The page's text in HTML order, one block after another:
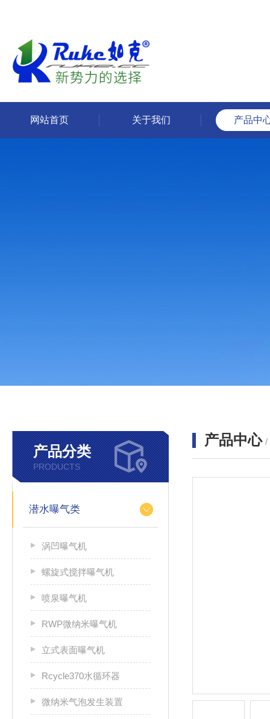
网站首页 关于我们 产品中
产品分类
PRODUCTS
潜水曝气类
涡凹曝气机
螺旋式搅拌曝气机
喷泉曝气机
RWP微纳米曝气机
立式表面曝气机
Rcycle370水循环器
微纳米气泡发生装置
产品中心 /